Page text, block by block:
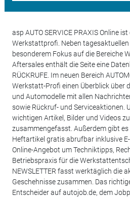
asp AUTO SERVICE PRAXIS Online
Werkstattprofi. Neben
besonderem Fokus auf die Bereiche
Aftersales enthält die Seite eine
RÜCKRUFE. Im neuen Bereich
Werkstatt-Profi einen Überblick über
und Automodelle mit allen
sowie Rückruf- und Serviceaktionen.
wichtigen Artikel, Bilder und Videos
zusammengefasst. Außerdem gibt
Heftartikel gratis abrufbar inklusive
Online-Angebot um Techniktipps,
Betriebspraxis für die
NEWSLETTER fasst werktäglich die
Geschehnisse zusammen. Das
Entscheider auf autojob.de, dem